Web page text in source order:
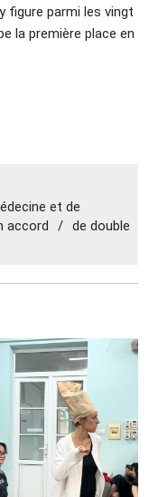
figure parmi les vingt
la première place en
et de
accord / de double